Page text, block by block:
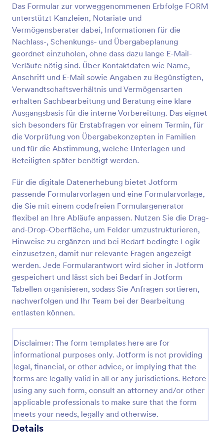
Das Formular zur vorweggenommenen Erbfolge FORM
unterstützt Kanzleien, Notariate und
Vermögensberater dabei, Informationen für die
Nachlass-, Schenkungs- und Übergabeplanung
geordnet einzuholen, ohne dass dazu lange E-Mail-
Verläufe nötig sind. Über Kontaktdaten wie Name,
Anschrift und E-Mail sowie Angaben zu Begünstigten,
Verwandtschaftsverhältnis und Vermögensarten
erhalten Sachbearbeitung und Beratung eine klare
Ausgangsbasis für die interne Vorbereitung. Das eignet
sich besonders für Erstabfragen vor einem Termin, für
die Vorprüfung von Übergabekonzepten in Familien
und für die Abstimmung, welche Unterlagen und
Beteiligten später benötigt werden.
Für die digitale Datenerhebung bietet Jotform
passende Formularvorlagen und eine Formularvorlage,
die Sie mit einem codefreien Formulargenerator
flexibel an Ihre Abläufe anpassen. Nutzen Sie die Drag-
and-Drop-Oberfläche, um Felder umzustrukturieren,
Hinweise zu ergänzen und bei Bedarf bedingte Logik
einzusetzen, damit nur relevante Fragen angezeigt
werden. Jede Formularantwort wird sicher in Jotform
gespeichert und lässt sich bei Bedarf in Jotform
Tabellen organisieren, sodass Sie Anfragen sortieren,
nachverfolgen und Ihr Team bei der Bearbeitung
entlasten können.
Disclaimer: The form templates here are for
informational purposes only. Jotform is not providing
legal, financial, or other advice, or implying that the
forms are legally valid in all or any jurisdictions. Before
using any such form, consult an attorney and/or other
applicable professionals to make sure that the form
meets your needs, legally and otherwise.
Details
Sie erhalten Ihr Online-Polizeiliches
Führungszeugnis in wenigen Minuten.Mit einem
kostenlosen Online-Formular für ein polizeiliches
Führungszeugnis können Sie die Angaben von
Personen einholen, die sich um einen Job oder eine
Reise bewerben, eine Referenz für eine Schule oder
einen Verein benötigen oder einfach nur ihren
eigenen Seelenfrieden sichern wollen. Wir bieten
eine große Auswahl an Formularvorlagen, so dass
Sie das Formular an Ihre Bedürfnisse anpassen
können. Sie können auch alle Dokumente und Fotos
zusammenstellen, die Sie dem Antrag beifügen
möchten, wie z.B. einen Reisepass oder
Personalausweis - oder sogar einen Scan eines
unterzeichneten Briefes beifügen, wenn Ihr Job-
oder Reiseantrag dies erfordert. Egal, wofür Sie es
verwenden, ein Online-Formular für ein polizeiliches
können sogar die Mobile Formulare App von
Jotform verwenden, um den Prozess direkt von
Ihrem Smartphone aus zu starten - mit unseren
kostenlosen mobilen Apps können Sie unterwegs
Antworten erfassen, sogar E-Mail-
Benachrichtigungen planen und Bilder zu einer
Antwort des Formulars hochladen. Ein Online-
Formular für die polizeiliche
Unbedenklichkeitsbescheinigung kann Ihre Lösung
für das Ausfüllen von Papier sein - jederzeit und
überall!
Vorschau
Formular Zur Erklärung Eines Interessenkonflikts
Ein Formular zur Erklärung eines Interessenkonflikts
ist eine dokumentarische Offenlegungserklärung,
die von einer Einzelperson, einem Unternehmen
oder einer Organisation in Bezug auf eine
Beziehung zu einer anderen Person abgegeben
wird, die finanzielle oder persönliche Interessen
beinhaltet. Ein Interessenkonflikt bedeutet, dass
anderen Partei einen möglichen Einfluss ausüben
kann oder dass ihre Pflichten ihr Urteilsvermögen
beeinträchtigen können. Die Person muss eine
Erklärung über ihren Status und ihre Position in
Bezug auf die Personen abgeben, die
möglicherweise betroffen sind.Diese Vorlage für ein
Formular zur Erklärung von Interessenkonflikten ist
ein einfaches Formular, mit dem Sie erklären
können, dass bis auf bestimmte Ausnahmen kein
Konflikt besteht. Es handelt sich um ein schnell und
einfach auszufüllendes Formular, das von
Go to Category:
Juristische Formulare
Vorschau